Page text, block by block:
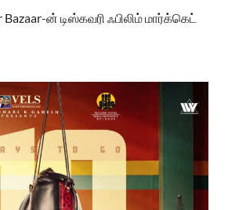
ன் டிஸ்கவரி ஃபிலிம் மார்க்கெட்